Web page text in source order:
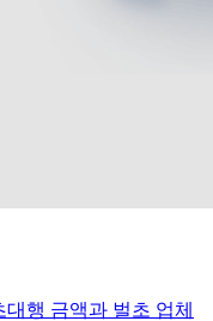
행 금액과 벌초 업체